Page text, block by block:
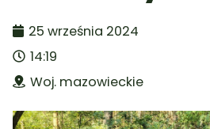
25 września 2024
14:19
Woj. mazowieckie